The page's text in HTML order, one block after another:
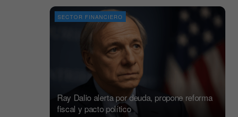
SECTOR FINANCIERO
Ray Dalio alerta por deuda, propone reforma
fiscal y pacto político